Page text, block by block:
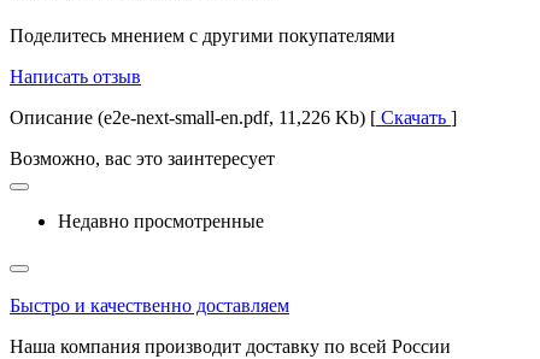
Поделитесь мнением с другими покупателями
Написать отзыв
Описание (e2e-next-small-en.pdf, 11,226 Kb) [ Скачать ]
Возможно, вас это заинтересует
Недавно просмотренные
Быстро и качественно доставляем
Наша компания производит доставку по всей России